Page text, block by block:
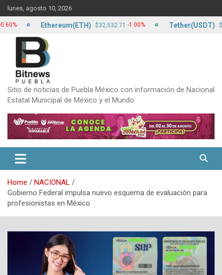
Skip
to
content
lunes, agosto 10, 2026
Sitio de noticias de Puebla México con información de Nacional
Estatal Municipal de México y el Mundo
Home
NACIONAL
Gobierno Federal impulsa nuevo esquema de evaluación para
profesionistas en México
Ethereum(ETH) $32,532.71 -1.00% Tether(USDT) $17.13